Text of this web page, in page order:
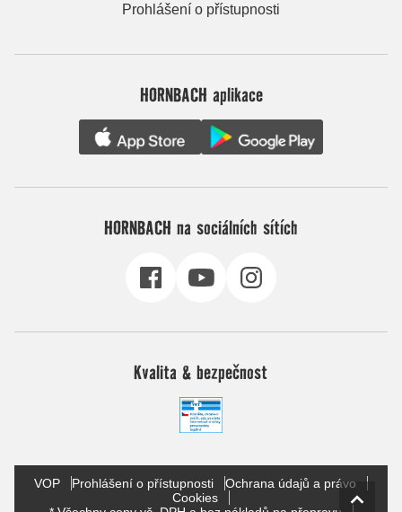
Prohlášení o přístupnosti
HORNBACH aplikace
HORNBACH na sociálních sítích
Kvalita & bezpečnost
VOP Prohlášení o přístupnosti
Ochrana údajů a právo
Cookies